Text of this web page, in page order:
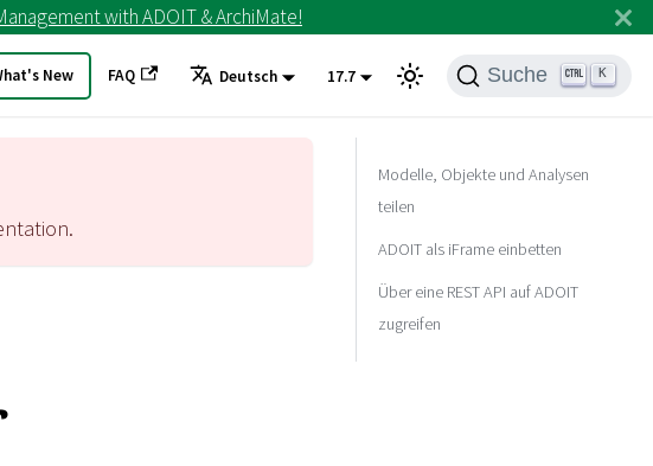
with ADOIT & ArchiMate!
New FAQ Deutsch 17.7 Suche K
Modelle, Objekte und Analysen
teilen
ADOIT als iFrame einbetten
Über eine REST API auf ADOIT
zugreifen